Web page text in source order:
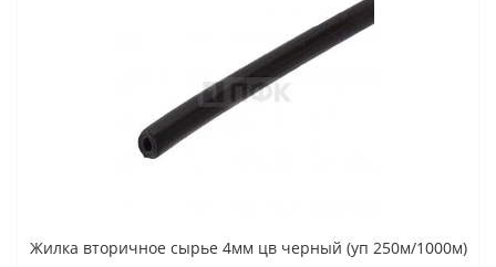
Жилка вторичное сырье 4мм цв черный (уп 250м/1000м)